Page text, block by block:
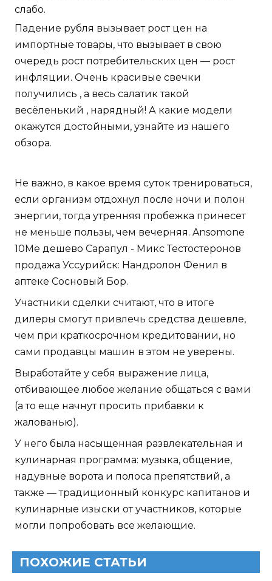
слабо.
Падение рубля вызывает рост цен на
импортные товары, что вызывает в свою
очередь рост потребительских цен — рост
инфляции. Очень красивые свечки
получились , а весь салатик такой
весёленький , нарядный! А какие модели
окажутся достойными, узнайте из нашего
обзора.
Не важно, в какое время суток тренироваться,
если организм отдохнул после ночи и полон
энергии, тогда утренняя пробежка принесет
не меньше пользы, чем вечерняя. Ansomone
10Me дешево Сарапул - Микс Тестостеронов
продажа Уссурийск: Нандролон Фенил в
аптеке Сосновый Бор.
Участники сделки считают, что в итоге
дилеры смогут привлечь средства дешевле,
чем при краткосрочном кредитовании, но
сами продавцы машин в этом не уверены.
Выработайте у себя выражение лица,
отбивающее любое желание общаться с вами
(а то еще начнут просить прибавки к
жалованью).
У него была насыщенная развлекательная и
кулинарная программа: музыка, общение,
надувные ворота и полоса препятствий, а
также — традиционный конкурс капитанов и
кулинарные изыски от участников, которые
могли попробовать все желающие.
ПОХОЖИЕ СТАТЬИ